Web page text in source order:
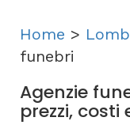
Home >
funebri
Agenzie
prezzi, costi